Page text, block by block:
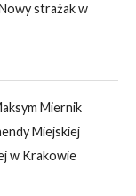
strażak w
Miernik
Miejskiej
w Krakowie